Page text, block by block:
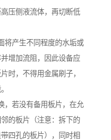
压侧液流体，再切断低
将产生不同程度的水垢或
增加流阻，因此设备应
时，不得用金属刷子，
，若没有备用板片，在允
的板片（注意：拆下的
四孔的板片），同时相